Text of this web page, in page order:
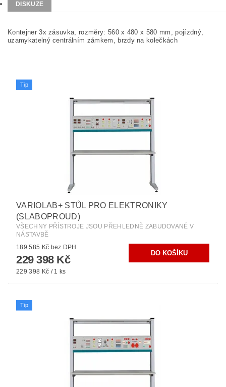
DISKUZE
Kontejner 3x zásuvka, rozměry: 560 x 480 x 580 mm, pojízdný,
uzamykatelný centrálním zámkem, brzdy na kolečkách
Tip
VARIOLAB+ STŮL PRO ELEKTRONIKY
(SLABOPROUD)
VŠECHNY PŘÍSTROJE JSOU PŘEHLEDNĚ ZABUDOVANÉ V
NÁSTAVBĚ
189 585 Kč bez DPH
229 398 Kč
229 398 Kč / 1 ks
Tip